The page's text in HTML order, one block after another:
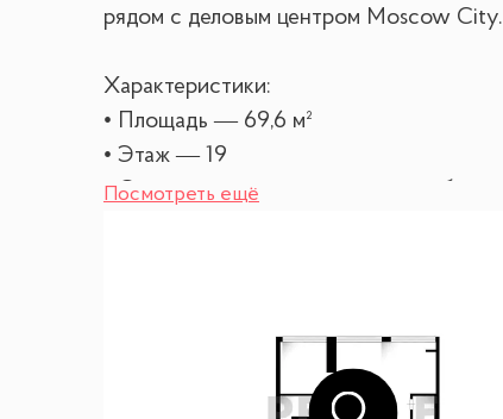
рядом с деловым центром Moscow City.
Характеристики:
• Площадь — 69,6 м²
• Этаж — 19
• Отделка — от застройщика + мебель
Посмотреть ещё